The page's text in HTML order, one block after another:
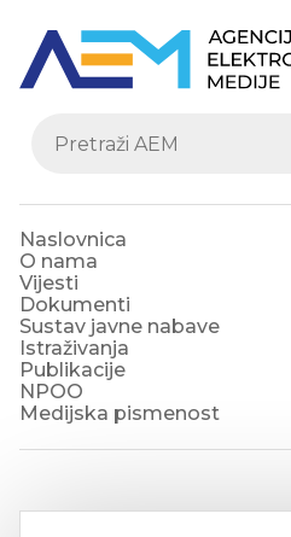
Naslovnica
O nama
Vijesti
Dokumenti
Sustav javne nabave
Istraživanja
Publikacije
NPOO
Medijska pismenost